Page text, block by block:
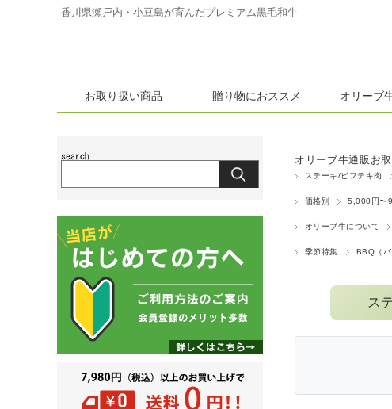
香川県瀬戸内・小豆島が育んだプレミアム黒毛和牛
お取り扱い商品
ステーキ/ビフテキ肉 焼肉/やきにく
焼肉・すき焼きのタレ、ステーキソース
希少部位/ホルモン（和牛、輸入）
贈り物におススメ オリーブ
オリーブ牛通販お
ステーキ/ビフテキ肉
価格別 5,000円〜
オリーブ牛について
季節特集 BBQ（
ス